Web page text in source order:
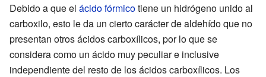
Debido a que el ácido fórmicotiene un hidrógeno unido al
carboxilo, esto le da un cierto carácter de aldehído que no
presentan otros ácidos carboxílicos, por lo que se
considera como un ácido muy peculiar e inclusive
independiente del resto de los ácidos carboxílicos. Los